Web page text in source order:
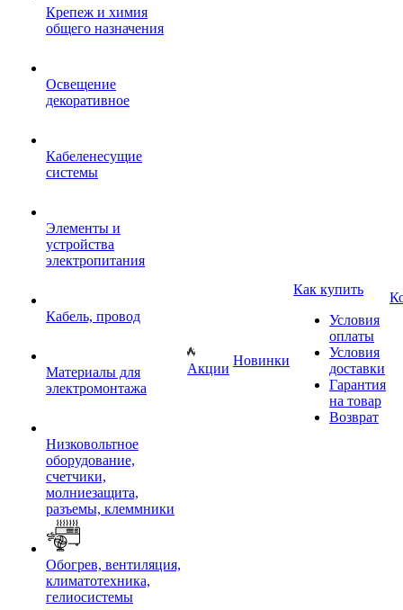
Крепеж и химия
общего назначения
Освещение
декоративное
Кабеленесущие
системы
Элементы и
устройства
электропитания
Кабель, провод
Материалы для
электромонтажа
Низковольтное
оборудование,
счетчики,
молниезащита,
разъемы, клеммники
Обогрев, вентиляция,
климатотехника,
гелиосистемы
Акции
Новинки
Как купить
Условия
оплаты
Условия
доставки
Гарантия
на товар
Возврат